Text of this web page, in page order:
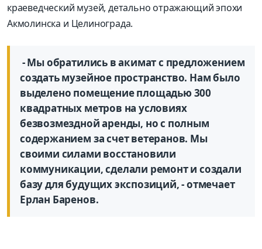
краеведческий музей, детально отражающий эпохи
Акмолинска и Целинограда.
- Мы обратились в акимат с предложением
создать музейное пространство. Нам было
выделено помещение площадью 300
квадратных метров на условиях
безвозмездной аренды, но с полным
содержанием за счет ветеранов. Мы
своими силами восстановили
коммуникации, сделали ремонт и создали
базу для будущих экспозиций, - отмечает
Ерлан Баренов.